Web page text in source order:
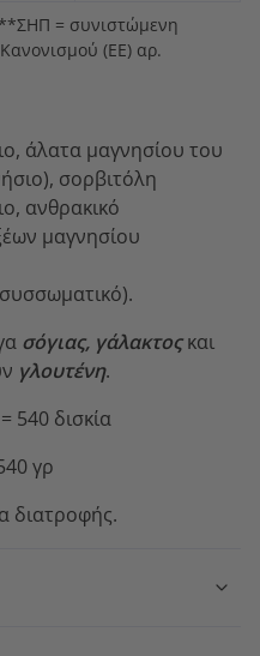
= συνιστώμενη
(ΕΕ) αρ.
άλατα μαγνησίου του
σορβιτόλη
ανθρακικό
μαγνησίου
σόγιας, γάλακτοςκαι
γλουτένη.
540 δισκία
γρ
διατροφής.